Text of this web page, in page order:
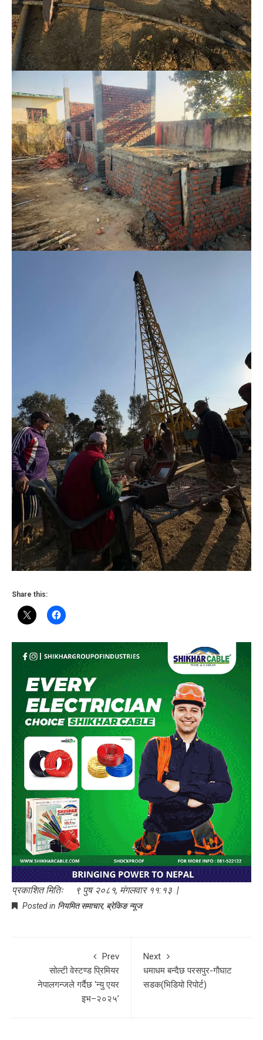
Share this:
प्रकाशित मितिः ९ पुष २०८१, मंगलवार ११:१३ |
Posted in नियमित समाचार, ब्रेकिङ न्यूज
Prev
सोल्टी वेस्टण्ड प्रिमियर
नेपालगन्जले गर्दैछ ‘न्यु एयर
इभ–२०२५’
Next
धमाधम बन्दैछ परसपुर-गाैघाट
सडक(भिडियो रिपोर्ट)